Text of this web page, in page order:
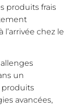
produits frais
chez le
un
produits
avancées,